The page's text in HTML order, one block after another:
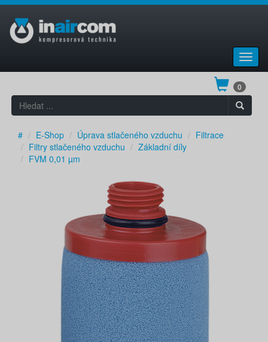
0
# E-Shop Úprava stlačeného vzduchu
Filtrace
Filtry stlačeného vzduchu
Základní díly
FVM 0,01 µm